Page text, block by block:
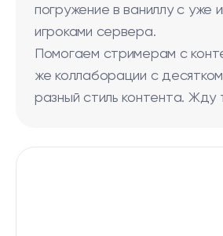
погружение в ваниллу с уже
игроками сервера.
Помогаем стримерам с
же коллаборации с
разный стиль контента. Жду